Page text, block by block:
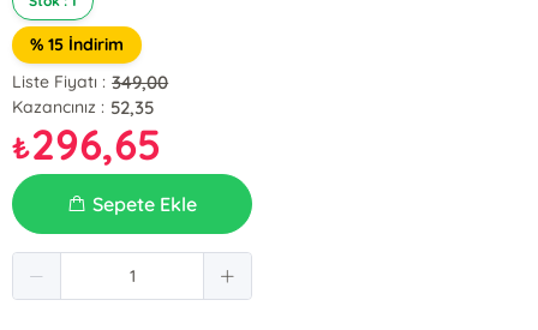
% 15 İndirim
Liste Fiyatı : 349,00
Kazancınız : 52,35
₺296,65
Sepete Ekle